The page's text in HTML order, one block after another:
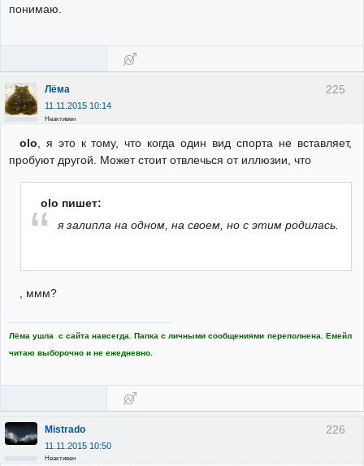
понимаю.
225
Лёма
11.11.2015 10:14
Неактивен
olo , я это к тому, что когда один вид спорта не вставляет,
пробуют другой. Может стоит отвлечься от иллюзии, что
olo пишет:
я залипла на одном, на своем, но с этим родилась.
, ммм?
Лёма ушла с сайта навсегда. Папка с личными сообщениями переполнена. Емейл
читаю выборочно и не ежедневно.
226
Mistrado
11.11.2015 10:50
Неактивен